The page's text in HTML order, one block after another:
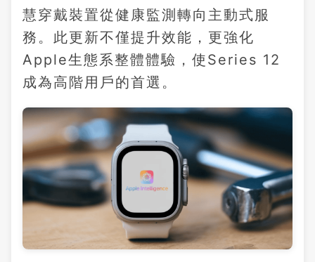
慧穿戴裝置從健康監測轉向主動式服
務。此更新不僅提升效能，更強化
Apple生態系整體體驗，使Series 12
成為高階用戶的首選。